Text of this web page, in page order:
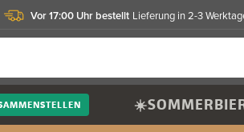
Vor 17:00 Uhr bestellt Lieferung in 2-3